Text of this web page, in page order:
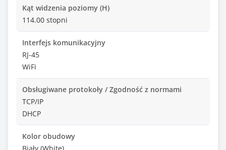
Kąt widzenia poziomy (H)
114.00 stopni
Interfejs komunikacyjny
RJ-45
WiFi
Obsługiwane protokoły / Zgodność z normami
TCP/IP
DHCP
Kolor obudowy